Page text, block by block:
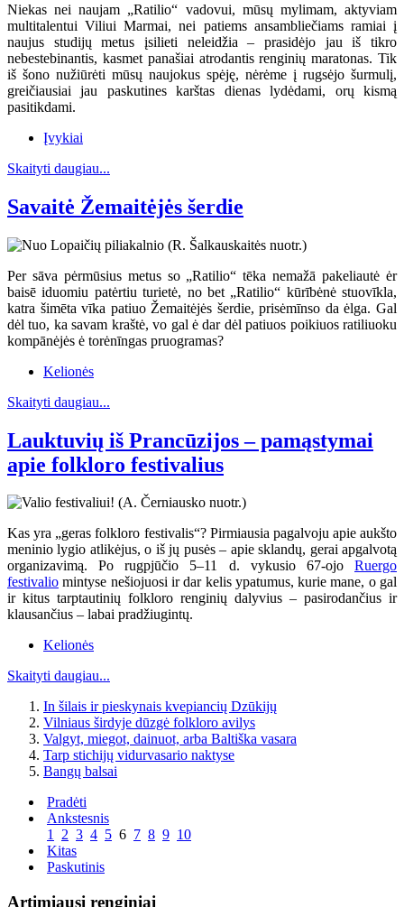
Niekas nei naujam „Ratilio“ vadovui, mūsų mylimam, aktyviam
multitalentui Viliui Marmai, nei patiems ansambliečiams ramiai į
naujus studijų metus įsilieti neleidžia – prasidėjo jau iš tikro
nebestebinantis, kasmet panašiai atrodantis renginių maratonas. Tik
iš šono nužiūrėti mūsų naujokus spėję, nėrėme į rugsėjo šurmulį,
greičiausiai jau paskutines karštas dienas lydėdami, orų kismą
pasitikdami.
Įvykiai
Skaityti daugiau...
Savaitė Žemaitėjės šerdie
Per sāva pėrmūsius metus so „Ratilio“ tēka nemažā pakeliautė ėr
baisē iduomiu patėrtiu turietė, no bet „Ratilio“ kūrībėnė stuovīkla,
katra šimēta vīka patiuo Žemaitėjės šerdie, prisėmīnso da ėlga. Gal
dėl tuo, ka savam kraštė, vo gal ė dar dėl patiuos poikiuos ratiliuoku
kompānėjės ė torėnīngas pruogramas?
Kelionės
Skaityti daugiau...
Lauktuvių iš Prancūzijos – pamąstymai
apie folkloro festivalius
Kas yra „geras folkloro festivalis“? Pirmiausia pagalvoju apie aukšto
meninio lygio atlikėjus, o iš jų pusės – apie sklandų, gerai apgalvotą
organizavimą. Po rugpjūčio 5–11 d. vykusio 67-ojo Ruergo
festivalio mintyse nešiojuosi ir dar kelis ypatumus, kurie mane, o gal
ir kitus tarptautinių folkloro renginių dalyvius – pasirodančius ir
klausančius – labai pradžiugintų.
Kelionės
Skaityti daugiau...
In šilais ir pieskynais kvepiancių Dzūkijų
Vilniaus širdyje dūzgė folkloro avilys
Valgyt, miegot, dainuot, arba Baltiška vasara
Tarp stichijų vidurvasario naktyse
Bangų balsai
Pradėti
Ankstesnis
1 2 3 4 5 6 7 8 9 10
Kitas
Paskutinis
Artimiausi renginiai